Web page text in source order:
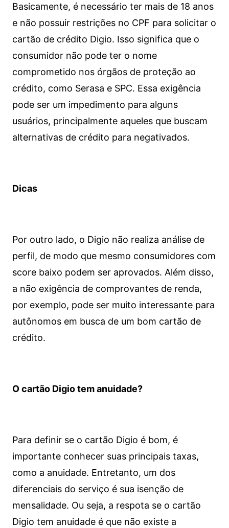
Basicamente, é necessário ter mais de 18 anos
e não possuir restrições no CPF para solicitar o
cartão de crédito Digio. Isso significa que o
consumidor não pode ter o nome
comprometido nos órgãos de proteção ao
crédito, como Serasa e SPC. Essa exigência
pode ser um impedimento para alguns
usuários, principalmente aqueles que buscam
alternativas de crédito para negativados.
Dicas
Por outro lado, o Digio não realiza análise de
perfil, de modo que mesmo consumidores com
score baixo podem ser aprovados. Além disso,
a não exigência de comprovantes de renda,
por exemplo, pode ser muito interessante para
autônomos em busca de um bom cartão de
crédito.
O cartão Digio tem anuidade?
Para definir se o cartão Digio é bom, é
importante conhecer suas principais taxas,
como a anuidade. Entretanto, um dos
diferenciais do serviço é sua isenção de
mensalidade. Ou seja, a respota se o cartão
Digio tem anuidade é que não existe a